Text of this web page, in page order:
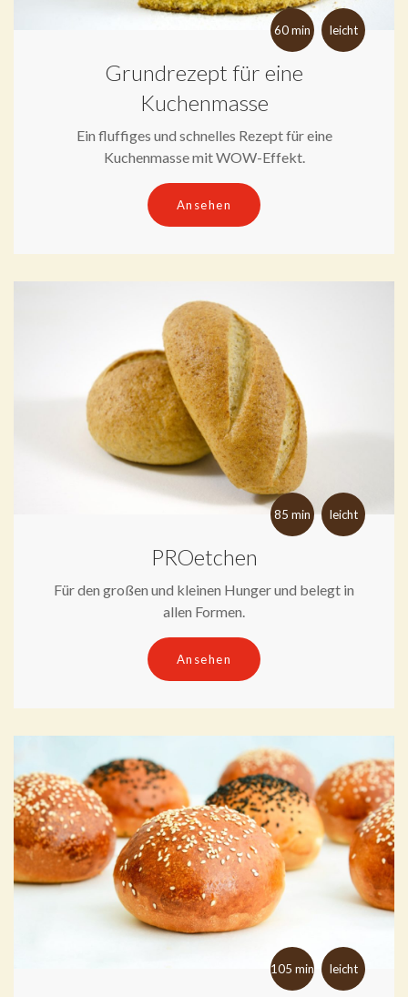
60 min leicht
Grundrezept für eine
Kuchenmasse
Ein fluffiges und schnelles Rezept für eine
Kuchenmasse mit WOW-Effekt.
Ansehen
85 min leicht
PROetchen
Für den großen und kleinen Hunger und belegt in
allen Formen.
Ansehen
105 min leicht